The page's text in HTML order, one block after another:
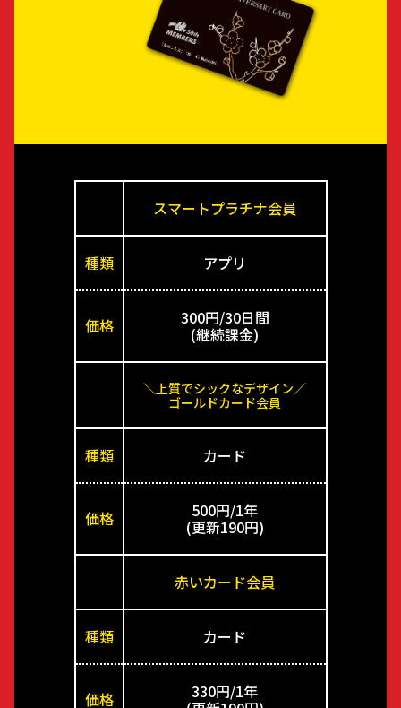
スマートプラチナ会員
種類 アプリ
価格 300円/30日間
(継続課金)
＼上質でシックなデザイン／
ゴールドカード会員
種類 カード
価格 500円/1年
(更新190円)
赤いカード会員
種類 カード
価格 330円/1年